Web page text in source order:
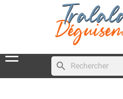
search